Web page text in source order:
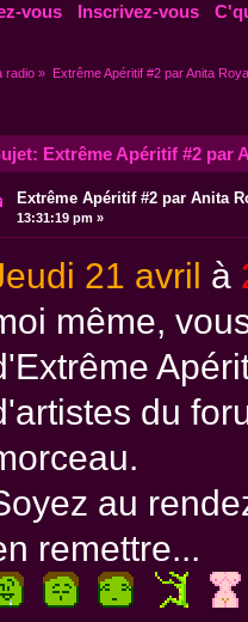
vous Inscrivez-vous
radio » Extrême Apéritif #2 par Anita
Extrême Apéritif #2 par
Extrême Apéritif #2 par Anita
13:31:19 pm »
21 avril à
même,
du
au
remettre...